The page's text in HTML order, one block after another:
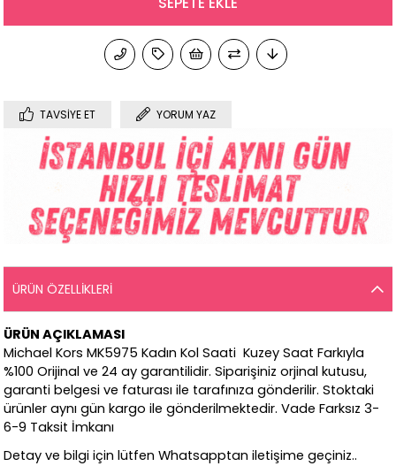
TAVSIYE ET YORUM YAZ
ÜRÜN ÖZELLIKLERI
ÜRÜN AÇIKLAMASI
Michael Kors MK5975 Kadın Kol Saati Kuzey Saat Farkıyla
%100 Orijinal ve 24 ay garantilidir. Siparişiniz orjinal kutusu,
garanti belgesi ve faturası ile tarafınıza gönderilir. Stoktaki
ürünler aynı gün kargo ile gönderilmektedir. Vade Farksız 3-
6-9 Taksit İmkanı
Detay ve bilgi için lütfen Whatsapptan iletişime geçiniz..